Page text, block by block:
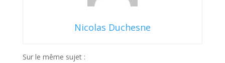
Nicolas Duchesne
Sur le même sujet :